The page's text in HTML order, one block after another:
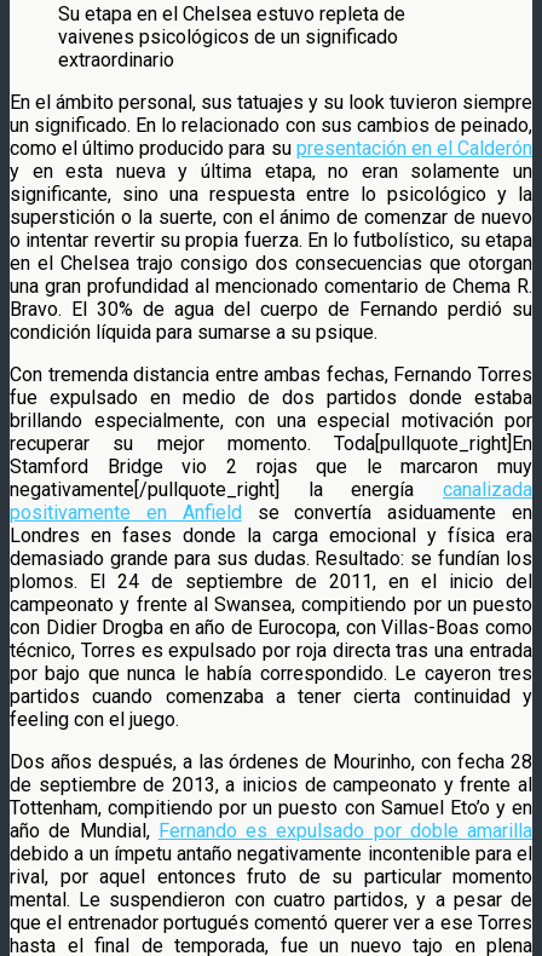
Su etapa en el Chelsea estuvo repleta de
vaivenes psicológicos de un significado
extraordinario
En el ámbito personal, sus tatuajes y su look tuvieron siempre
un significado. En lo relacionado con sus cambios de peinado,
como el último producido para su presentación en el Calderón
y en esta nueva y última etapa, no eran solamente un
significante, sino una respuesta entre lo psicológico y la
superstición o la suerte, con el ánimo de comenzar de nuevo
o intentar revertir su propia fuerza. En lo futbolístico, su etapa
en el Chelsea trajo consigo dos consecuencias que otorgan
una gran profundidad al mencionado comentario de Chema R.
Bravo. El 30% de agua del cuerpo de Fernando perdió su
condición líquida para sumarse a su psique.
Con tremenda distancia entre ambas fechas, Fernando Torres
fue expulsado en medio de dos partidos donde estaba
brillando especialmente, con una especial motivación por
recuperar su mejor momento. Toda[pullquote_right]En
Stamford Bridge vio 2 rojas que le marcaron muy
negativamente[/pullquote_right] la energía canalizada
positivamente en Anfieldse convertía asiduamente en
Londres en fases donde la carga emocional y física era
demasiado grande para sus dudas. Resultado: se fundían los
plomos. El 24 de septiembre de 2011, en el inicio del
campeonato y frente al Swansea, compitiendo por un puesto
con Didier Drogba en año de Eurocopa, con Villas-Boas como
técnico, Torres es expulsado por roja directa tras una entrada
por bajo que nunca le había correspondido. Le cayeron tres
partidos cuando comenzaba a tener cierta continuidad y
feeling con el juego.
Dos años después, a las órdenes de Mourinho, con fecha 28
de septiembre de 2013, a inicios de campeonato y frente al
Tottenham, compitiendo por un puesto con Samuel Eto’o y en
año de Mundial, Fernando es expulsado por doble amarilla
debido a un ímpetu antaño negativamente incontenible para el
rival, por aquel entonces fruto de su particular momento
mental. Le suspendieron con cuatro partidos, y a pesar de
que el entrenador portugués comentó querer ver a ese Torres
hasta el final de temporada, fue un nuevo tajo en plena